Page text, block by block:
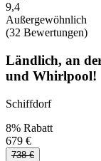
9,4
Außergewöhnlich
(32 Bewertungen)
Ländlich, an
und Whirlpool!
Schiffdorf
8% Rabatt
679 €
738 €